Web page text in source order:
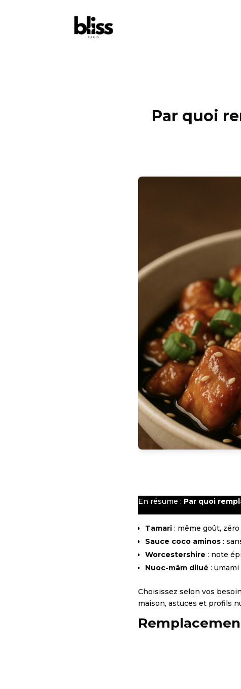
Par quoi
En résume : Par quoi
Tamari : même goût,
Sauce coco aminos :
Worcestershire : note
Nuoc-mâm dilué :
Choisissez selon vos
maison, astuces et profils